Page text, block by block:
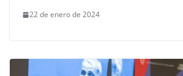
22 de enero de 2024